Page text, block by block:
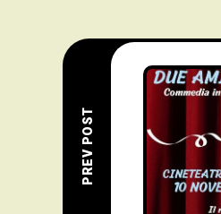
PREV POST